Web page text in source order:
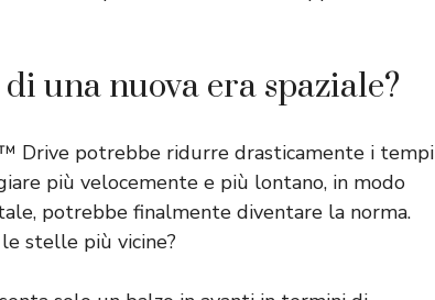
una nuova era spaziale?
Drive potrebbe ridurre drasticamente i tempi
più velocemente e più lontano, in modo
potrebbe finalmente diventare la norma.
stelle più vicine?